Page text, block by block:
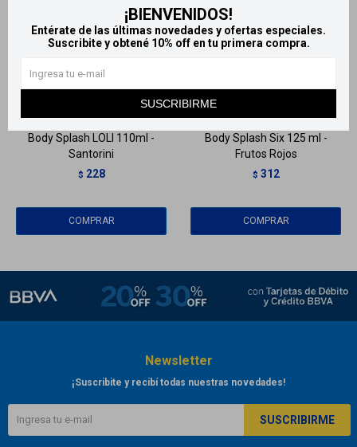
¡BIENVENIDOS!
Entérate de las últimas novedades y ofertas especiales.
Suscribite y obtené 10% off en tu primera compra.
SUSCRIBIRME
Llega
Body Splash LOLI 110ml -
Santorini
$ 228
Body Splash Six 125 ml -
Frutos Rojos
$ 312
Newsletter
¡Suscribite y recibí todas nuestras novedades!
SUSCRIBIRME